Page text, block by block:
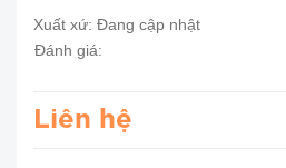
Xuất xứ: Đang cập nhật
Đánh giá:
Liên hệ